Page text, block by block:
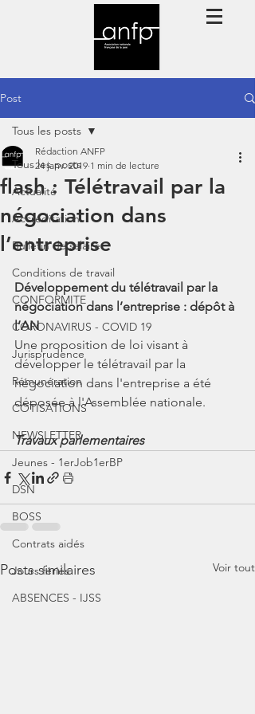
Post
Tous les posts
Actualité
Accréditation
Bulletin de salaire
Conditions de travail
CONFORMITE
CORONAVIRUS - COVID 19
Jurisprudence
Rémunération
COTISATIONS
NEWSLETTER
Jeunes - 1erJob1erBP
DSN
BOSS
Contrats aidés
Jours fériés
ABSENCES - IJSS
Tous les posts
flash : Télétravail par la
négociation dans
l’entreprise
Rédaction ANFP
24 janv. 2019 1 min de lecture
Développement du télétravail par la
négociation dans l’entreprise : dépôt à
l’AN
Une proposition de loi visant à
développer le télétravail par la
négociation dans l'entreprise a été
déposée à l'Assemblée nationale.
Travaux parlementaires
Posts similaires Voir tout